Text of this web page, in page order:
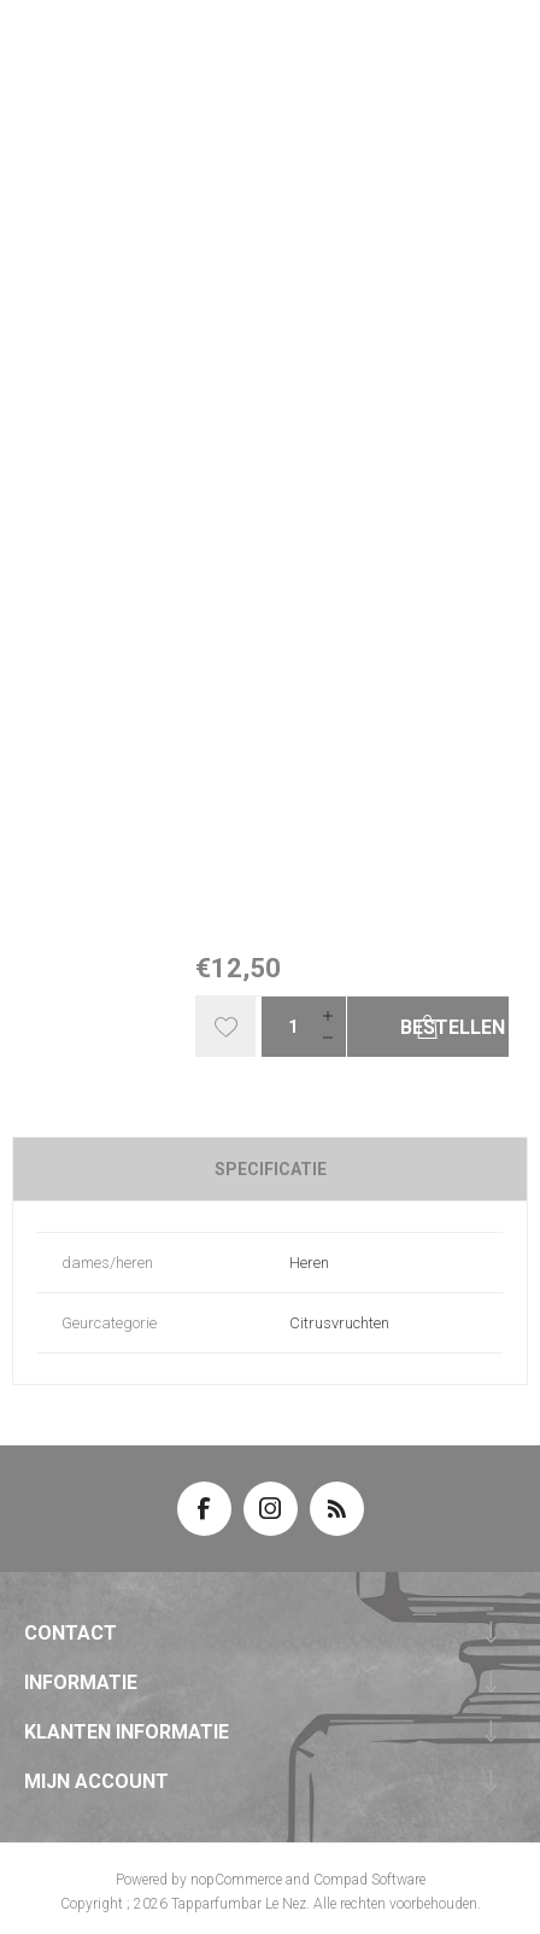
€12,50
BESTELLEN
SPECIFICATIE
dames/heren Heren
Geurcategorie Citrusvruchten
CONTACT
INFORMATIE
KLANTEN INFORMATIE
MIJN ACCOUNT
Powered by nopCommerceand Compad Software
Copyright ; 2026 Tapparfumbar Le Nez. Alle rechten voorbehouden.